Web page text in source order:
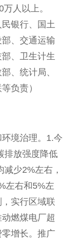
人以上。
民银行、国土
、交通运输
、卫生计生
、统计局、
负责）
环境治理。1.今
排放强度降低
少2%左右，
左右和5%左
实行区域联
燃煤电厂超
增长。推广